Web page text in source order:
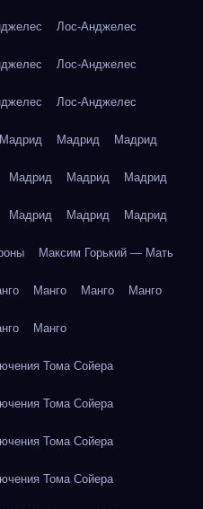
Лос-Анджелес
Лос-Анджелес
Лос-Анджелес
Мадрид Мадрид Мадрид
Мадрид Мадрид Мадрид
Мадрид Мадрид Мадрид
Максим Горький — Мать
Манго Манго Манго
Манго
Тома Сойера
Тома Сойера
Тома Сойера
Тома Сойера